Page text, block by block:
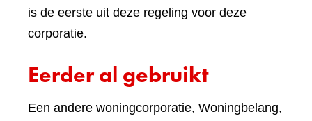
is de eerste uit deze regeling voor deze
corporatie.
Eerder al gebruikt
Een andere woningcorporatie, Woningbelang,